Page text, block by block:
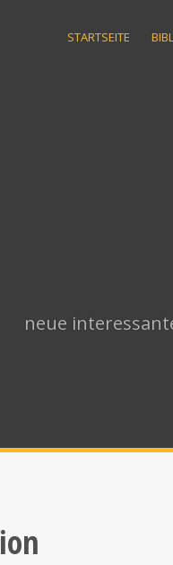
STARTSEITE
neue